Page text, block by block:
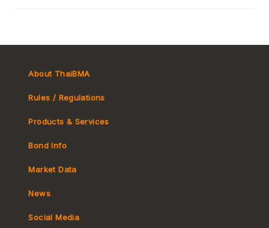
About ThaiBMA
Rules / Regulations
Tax
Products & Services
MeBond
Bond Info
Market Data
Yield Curve
News
Social Media